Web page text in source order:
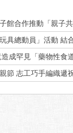
具總動員」活動 結
成罕見「藥物性食道
節 志工巧手編織遞